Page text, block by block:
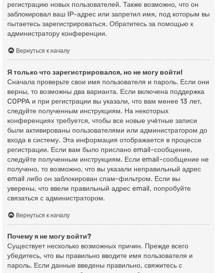
регистрацию новых пользователей. Также возможно, что он
заблокировал ваш IP-адрес или запретил имя, под которым вы
пытаетесь зарегистрироваться. Обратитесь за помощью к
администратору конференции.
Вернуться к началу
Я только что зарегистрировался, но не могу войти!
Сначала проверьте свои имя пользователя и пароль. Если они
верны, то возможны два варианта. Если включена поддержка
COPPA и при регистрации вы указали, что вам менее 13 лет,
следуйте полученным инструкциям. На некоторых
конференциях требуется, чтобы все новые учётные записи
были активированы пользователями или администратором до
входа в систему. Эта информация отображается в процессе
регистрации. Если вам было прислано email-сообщение,
следуйте полученным инструкциям. Если email-сообщение не
получено, то возможно, что вы указали неправильный адрес
email либо он заблокирован спам-фильтром. Если вы
уверены, что ввели правильный адрес email, попробуйте
связаться с администратором.
Вернуться к началу
Почему я не могу войти?
Существует несколько возможных причин. Прежде всего
убедитесь, что вы правильно вводите имя пользователя и
пароль. Если данные введены правильно, свяжитесь с